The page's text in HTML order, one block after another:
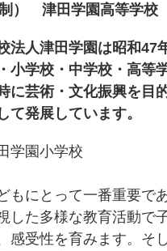
） 津田学園高等学校
法人津田学園は昭和47
小学校・中学校・高等
に芸術・文化振興を目
て発展しています。
学園小学校
もにとって一番重要で
した多様な教育活動で
感受性を育みます。そ